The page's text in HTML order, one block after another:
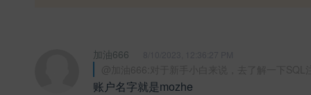
加油666
账户名字就是mozhe